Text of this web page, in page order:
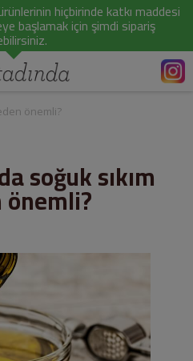
hiçbirinde katkı maddesi
başlamak için şimdi sipariş
önemli?
soğuk sıkım